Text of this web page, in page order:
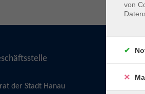
der Stadt Hanau
von